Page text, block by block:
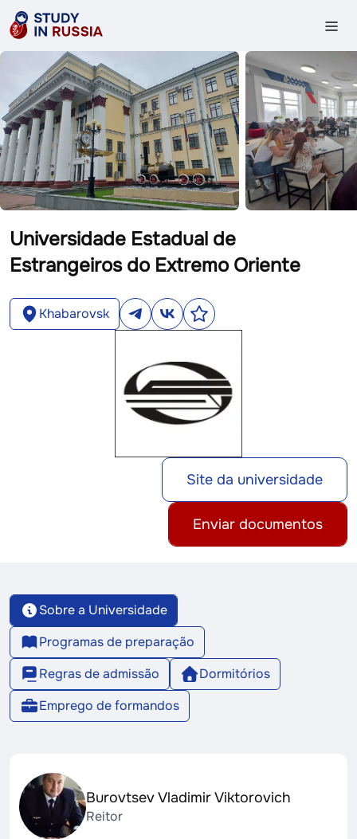
Universidade Estadual de
Estrangeiros do Extremo Oriente
Khabarovsk
Site da universidade
Enviar documentos
Sobre a Universidade
Programas de preparação
Regras de admissão
Dormitórios
Emprego de formandos
Burovtsev Vladimir Viktorovich
Reitor